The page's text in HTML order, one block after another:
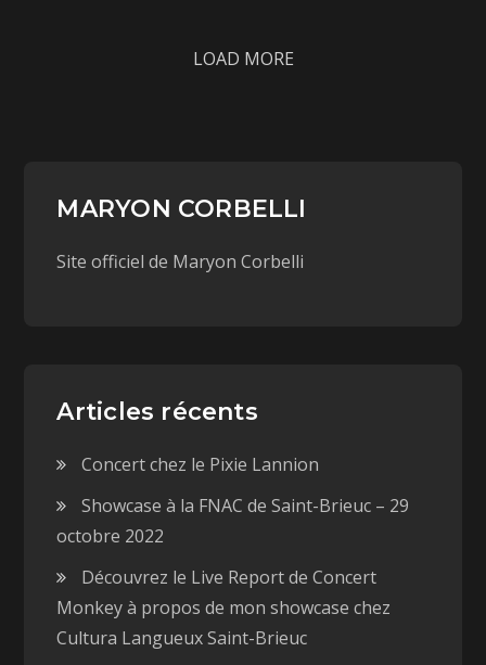
LOAD MORE
MARYON CORBELLI
Site officiel de Maryon Corbelli
Articles récents
Concert chez le Pixie Lannion
Showcase à la FNAC de Saint-Brieuc – 29
octobre 2022
Découvrez le Live Report de Concert
Monkey à propos de mon showcase chez
Cultura Langueux Saint-Brieuc